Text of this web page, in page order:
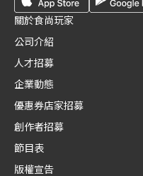
關於食尚玩家
公司介紹
人才招募
企業動態
優惠券店家招募
創作者招募
節目表
版權宣告